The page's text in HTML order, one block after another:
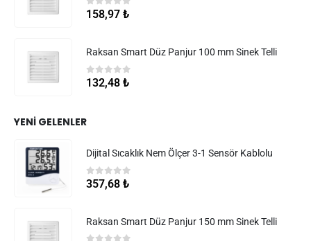
0 5 üzerinden
158,97 ₺
Raksan Smart Düz Panjur 100 mm Sinek Telli
05 üzerinden
132,48 ₺
YENI GELENLER
Dijital Sıcaklık Nem Ölçer 3-1 Sensör Kablolu
05 üzerinden
357,68 ₺
Raksan Smart Düz Panjur 150 mm Sinek Telli